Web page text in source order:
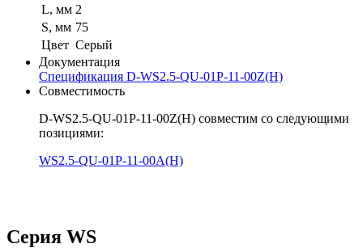
L, мм 2
S, мм 75
Цвет Серый
Документация
Спецификация D-WS2.5-QU-01P-11-00Z(H)
Совместимость
D-WS2.5-QU-01P-11-00Z(H) совместим со следующими
позициями:
WS2.5-QU-01P-11-00A(H)
Серия WS